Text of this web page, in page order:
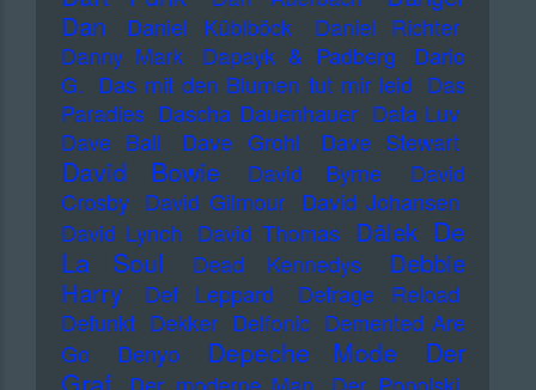
Dan
Daniel Küblböck
Daniel Richter
Danny Mark
Dapayk & Padberg
Dario
G. Das mit den Blumen tut mir leid Das
Paradies Dascha Dauenhauer Data Luv
Dave Ball
Dave Grohl Dave Stewart
David Bowie David Byrne
David
Crosby David Gilmour David Johansen
David Lynch David Thomas Dälek De
La Soul
Dead Kennedys
Debbie
Harry
Def Leppard
Defrage Reload
Defunkt Dekker Delfonic Demented Are
Go
Denyo Depeche Mode
Der